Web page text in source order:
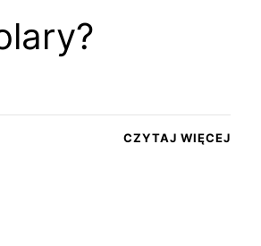
CZYTAJ WIĘCEJ